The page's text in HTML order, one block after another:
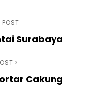
POST
Surabaya
Cakung